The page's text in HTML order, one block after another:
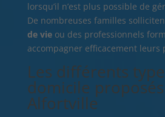
lorsqu’il n’est plus possible de
De nombreuses familles
de vieou des professionnels
accompagner efficacement leurs
Les différents
domicile
Alfortville